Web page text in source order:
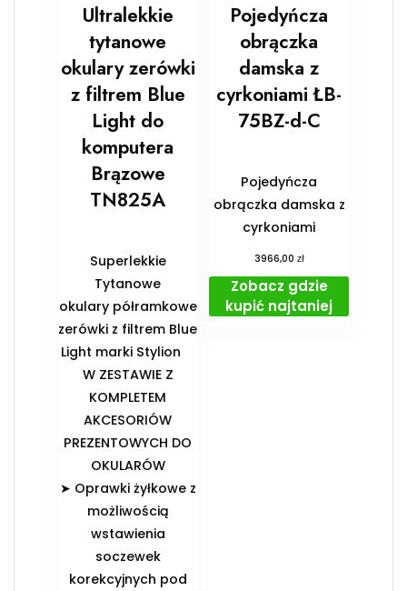
Ultralekkie
tytanowe
okulary zerówki
z filtrem Blue
Light do
komputera
Brązowe
TN825A
Superlekkie
Tytanowe
okulary półramkowe
zerówki z filtrem Blue
Light marki Stylion
️W ZESTAWIE Z
KOMPLETEM
AKCESORIÓW
PREZENTOWYCH DO
OKULARÓW️
➤ Oprawki żyłkowe z
możliwością
wstawienia
soczewek
korekcyjnych pod
Pojedyńcza
obrączka
damska z
cyrkoniami ŁB-
75BZ-d-C
Pojedyńcza
obrączka damska z
cyrkoniami
3966,00 zł
Zobacz gdzie
kupić najtaniej